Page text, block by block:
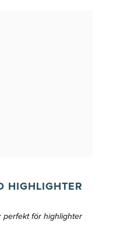
HIGHLIGHTER
perfekt för highlighter